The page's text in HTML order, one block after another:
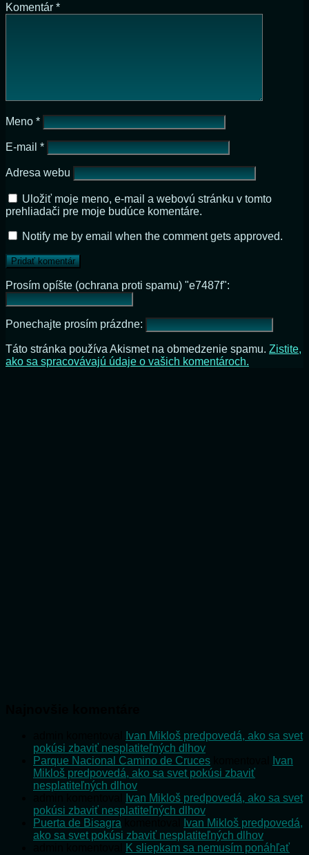
Komentár *
Meno *
E-mail *
Adresa webu
Uložiť moje meno, e-mail a webovú stránku v tomto
prehliadači pre moje budúce komentáre.
Notify me by email when the comment gets approved.
Prosím opíšte (ochrana proti spamu) "e7487f":
Ponechajte prosím prázdne:
Táto stránka používa Akismet na obmedzenie spamu. Zistite,
ako sa spracovávajú údaje o vašich komentároch.
Ivan Mikloš predpovedá, ako sa svet
pokúsi zbaviť nesplatiteľných dlhov
Parque Nacional Camino de Cruces
Ivan
Mikloš predpovedá, ako sa svet pokúsi zbaviť
nesplatiteľných dlhov
Ivan Mikloš predpovedá, ako sa svet
pokúsi zbaviť nesplatiteľných dlhov
Puerta de Bisagra
Ivan Mikloš predpovedá,
ako sa svet pokúsi zbaviť nesplatiteľných dlhov
K sliepkam sa nemusím ponáhľať